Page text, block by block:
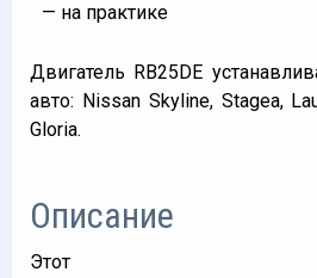
— на практике
Двигатель RB25DE
авто: Nissan Skyline, Stagea,
Gloria.
Описание
Этот